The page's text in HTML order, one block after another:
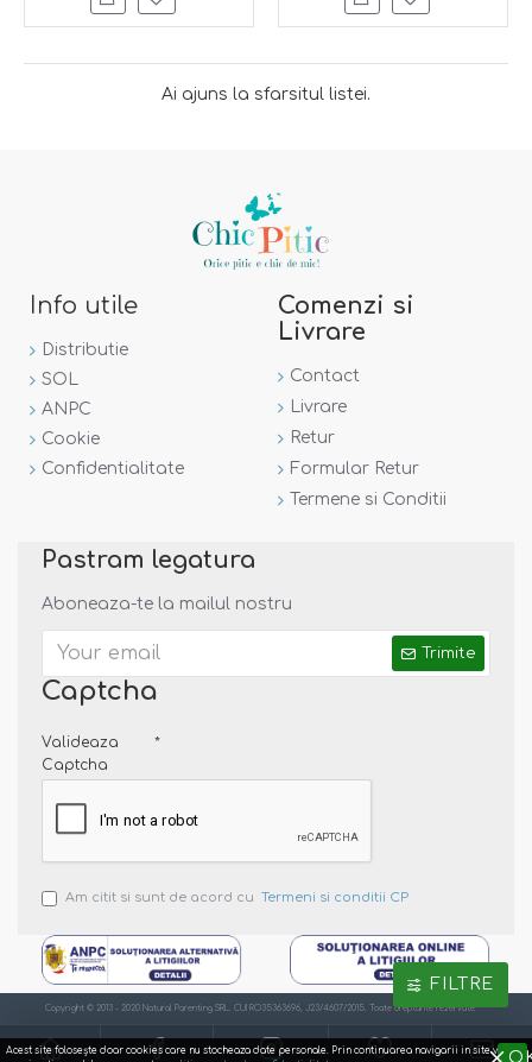
Ai ajuns la sfarsitul listei.
Info utile
Distributie
SOL
ANPC
Cookie
Confidentialitate
Comenzi si
Livrare
Contact
Livrare
Retur
Formular Retur
Termene si Conditii
Pastram legatura
Aboneaza-te la mailul nostru
Trimite
Captcha
Valideaza
Captcha
Am citit si sunt de acord cu Termeni si conditii CP
Copyright © 2013 - 2020 Natural Parenting SRL. CUI RO35363696, J23/4607/2015. Toate drepturile rezervate
Acest site foloseşte doar cookies care nu stocheaza date personale. Prin continuarea navigarii in site va
FILTRE